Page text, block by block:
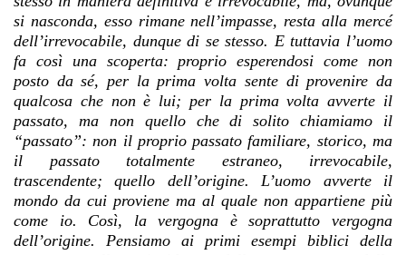
si nasconda, esso rimane nell’impasse, resta alla mercé
dell’irrevocabile, dunque di se stesso. E tuttavia l’uomo
fa così una scoperta: proprio esperendosi come non
posto da sé, per la prima volta sente di provenire da
qualcosa che non è lui; per la prima volta avverte il
passato, ma non quello che di solito chiamiamo il
“passato”: non il proprio passato familiare, storico, ma
il passato totalmente estraneo, irrevocabile,
trascendente; quello dell’origine. L’uomo avverte il
mondo da cui proviene ma al quale non appartiene più
come io. Così, la vergogna è soprattutto vergogna
dell’origine. Pensiamo ai primi esempi biblici della